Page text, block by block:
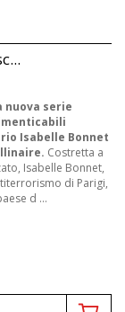
nuova serie
Isabelle Bonnet
Costretta a
Isabelle Bonnet,
di Parigi,
d ...